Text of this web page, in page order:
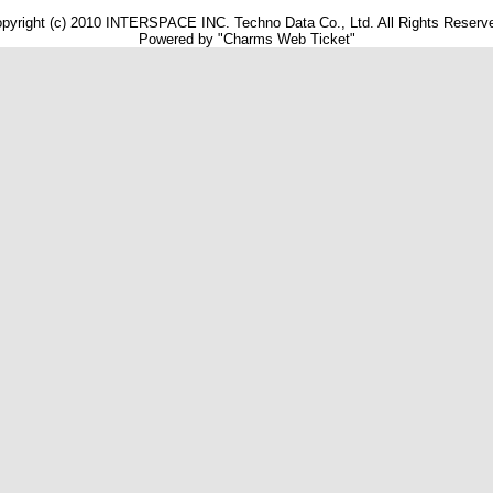
(c) 2010 INTERSPACE INC. Techno Data Co., Ltd. All Rights
Powered by "Charms Web Ticket"